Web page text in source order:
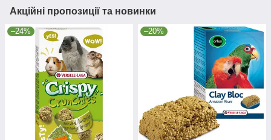
Акційні пропозиції та новинки
–24% –20%